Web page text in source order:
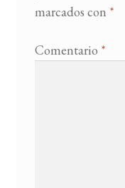
marcados con *
Comentario *